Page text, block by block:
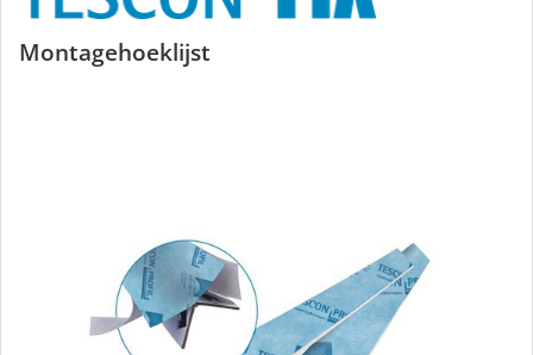
TESCON
Montagehoeklijst